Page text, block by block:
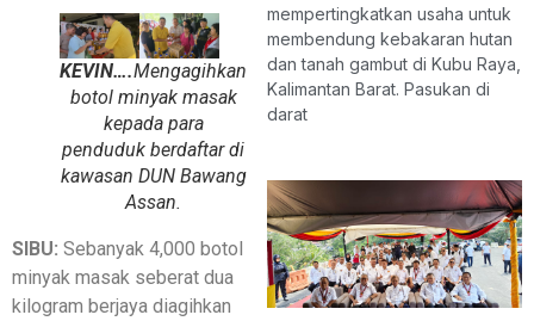
KEVIN….Mengagihkan
botol minyak masak
kepada para
penduduk berdaftar di
kawasan DUN Bawang
Assan.
SIBU: Sebanyak 4,000 botol
minyak masak seberat dua
kilogram berjaya diagihkan
mempertingkatkan usaha untuk
membendung kebakaran hutan
dan tanah gambut di Kubu Raya,
Kalimantan Barat. Pasukan di
darat